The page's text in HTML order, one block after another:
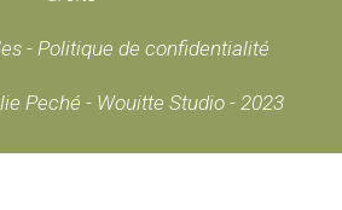
- Politique de confidentialité
Peché - Wouitte Studio - 2023